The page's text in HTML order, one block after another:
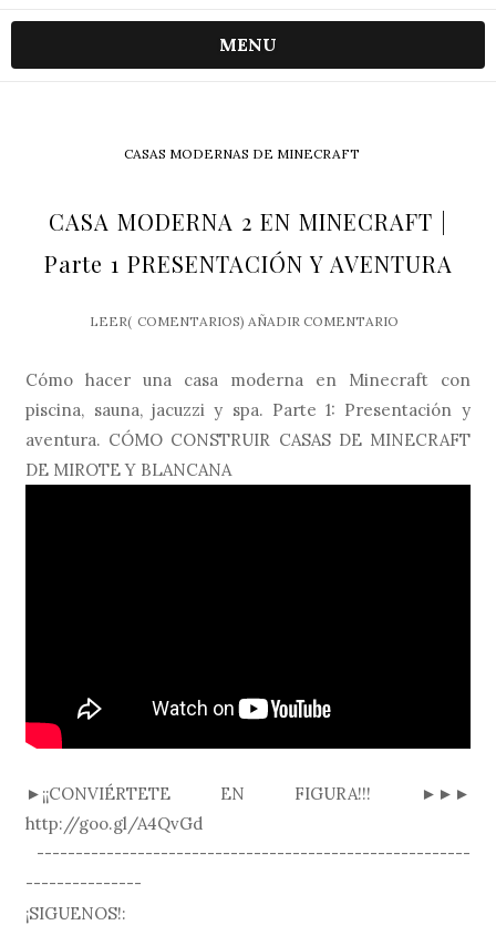
MENU
CASAS MODERNAS DE MINECRAFT
CASA MODERNA 2 EN MINECRAFT |
Parte 1 PRESENTACIÓN Y AVENTURA
LEER( COMENTARIOS) AÑADIR COMENTARIO
Cómo hacer una casa moderna en Minecraft con
piscina, sauna, jacuzzi y spa. Parte 1: Presentación y
aventura. CÓMO CONSTRUIR CASAS DE MINECRAFT
DE MIROTE Y BLANCANA
►¡¡CONVIÉRTETE EN FIGURA!!! ►►►
http://goo.gl/A4QvGd
--------------------------------------------------------
---------------
¡SIGUENOS!: